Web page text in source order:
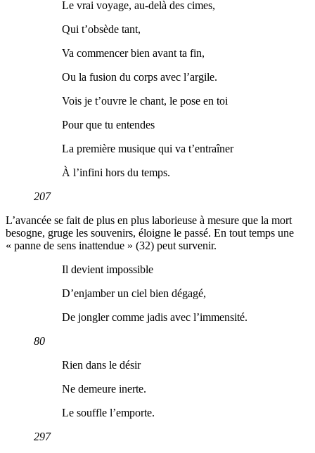
Le vrai voyage, au-delà des cimes,
Qui t’obsède tant,
Va commencer bien avant ta fin,
Ou la fusion du corps avec l’argile.
Vois je t’ouvre le chant, le pose en toi
Pour que tu entendes
La première musique qui va t’entraîner
À l’infini hors du temps.
207
L’avancée se fait de plus en plus laborieuse à mesure que la mort
besogne, gruge les souvenirs, éloigne le passé. En tout temps une
« panne de sens inattendue » (32) peut survenir.
Il devient impossible
D’enjamber un ciel bien dégagé,
De jongler comme jadis avec l’immensité.
80
Rien dans le désir
Ne demeure inerte.
Le souffle l’emporte.
297